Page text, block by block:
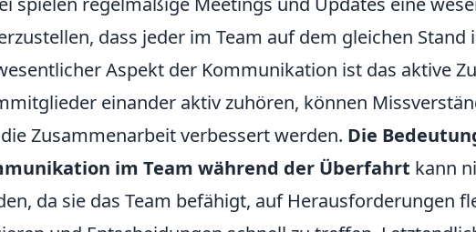
dass jeder im Team auf dem gleichen Stand
Aspekt der Kommunikation ist das aktive
einander aktiv zuhören, können
Zusammenarbeit verbessert werden. Die
im Team während der Überfahrt kann
da sie das Team befähigt, auf Herausforderungen